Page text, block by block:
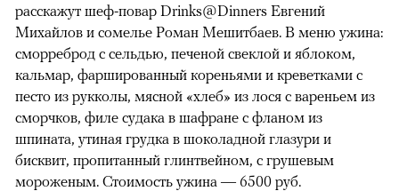
расскажут шеф-повар Drinks@Dinners Евгений
Михайлов и сомелье Роман Мешитбаев. В меню ужина:
сморреброд с сельдью, печеной свеклой и яблоком,
кальмар, фаршированный кореньями и креветками с
песто из рукколы, мясной «хлеб» из лося с вареньем из
сморчков, филе судака в шафране с фланом из
шпината, утиная грудка в шоколадной глазури и
бисквит, пропитанный глинтвейном, с грушевым
мороженым. Стоимость ужина — 6500 руб.